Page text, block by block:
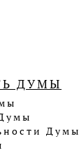
ДУМЫ
Думы